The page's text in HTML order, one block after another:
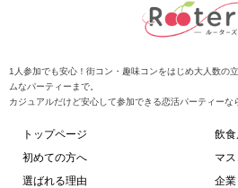
1人参加でも安心！街コン・趣味コンをはじめ大人数の
ムなパーティーまで。
カジュアルだけど安心して参加できる恋活パーティーな
トップページ
初めての方へ
選ばれる理由
飲
マ
企